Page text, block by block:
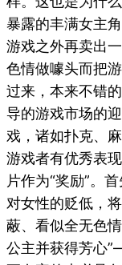
暴露的丰满女主
游戏之外再卖出
色情做噱头而把
过来，本来不错
导的游戏市场的
戏，诸如扑克、
游戏者有优秀表
片作为“奖励”。
对女性的贬低，
蔽、看似全无色
公主并获得芳心